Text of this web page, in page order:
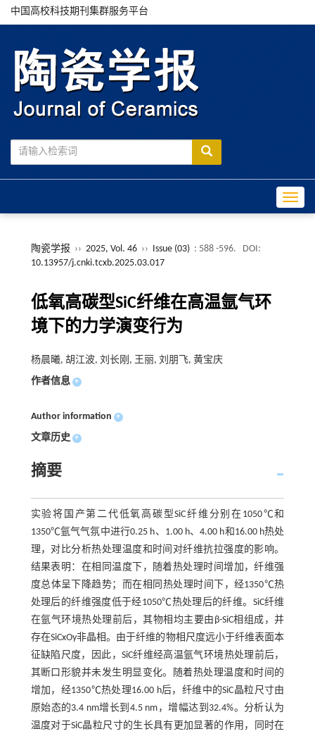
中国高校科技期刊集群服务平台
陶瓷学报 ›› 2025, Vol. 46 ›› Issue (03) : 588 -596.
DOI:
10.13957/j.cnki.tcxb.2025.03.017
低氧高碳型SiC纤维在高温氩气环
境下的力学演变行为
杨晨曦, 胡江波, 刘长刚, 王丽, 刘朋飞, 黄宝庆
作者信息 +
Author information +
文章历史 +
摘要
实验将国产第二代低氧高碳型SiC纤维分别在1050℃和
1350℃氩气气氛中进行0.25 h、1.00 h、4.00 h和16.00 h热处
理，对比分析热处理温度和时间对纤维抗拉强度的影响。
结果表明：在相同温度下，随着热处理时间增加，纤维强
度总体呈下降趋势；而在相同热处理时间下，经1350℃热
处理后的纤维强度低于经1050℃热处理后的纤维。SiC纤维
在氩气环境热处理前后，其物相均主要由β-SiC相组成，并
存在SiCxOy非晶相。由于纤维的物相尺度远小于纤维表面本
征缺陷尺度，因此，SiC纤维经高温氩气环境热处理前后，
其断口形貌并未发生明显变化。随着热处理温度和时间的
增加，经1350℃热处理16.00 h后，纤维中的SiC晶粒尺寸由
原始态的3.4 nm增长到4.5 nm，增幅达到32.4%。分析认为
温度对于SiC晶粒尺寸的生长具有更加显著的作用，同时在